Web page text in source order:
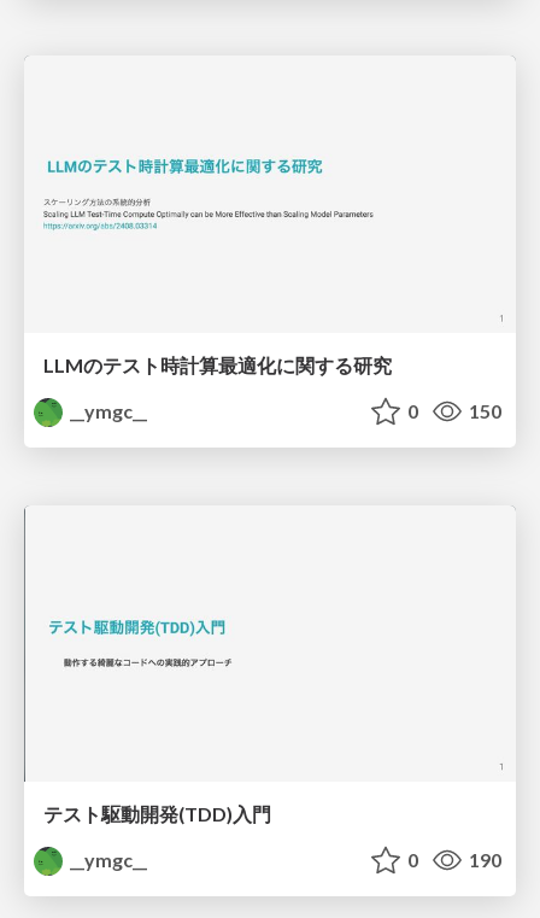
LLMのテスト時計算最適化に関する研究
__ymgc__
0 150
テスト駆動開発(TDD)入門
__ymgc__
0 190